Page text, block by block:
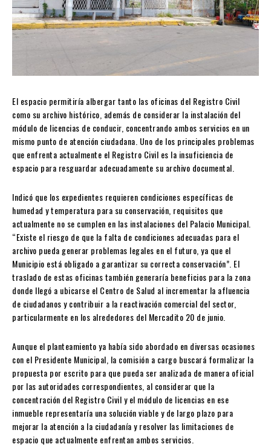
El espacio permitiría albergar tanto las oficinas del Registro Civil
como su archivo histórico, además de considerar la instalación del
módulo de licencias de conducir, concentrando ambos servicios en un
mismo punto de atención ciudadana. Uno de los principales problemas
que enfrenta actualmente el Registro Civil es la insuficiencia de
espacio para resguardar adecuadamente su archivo documental.
Indicó que los expedientes requieren condiciones específicas de
humedad y temperatura para su conservación, requisitos que
actualmente no se cumplen en las instalaciones del Palacio Municipal.
“Existe el riesgo de que la falta de condiciones adecuadas para el
archivo pueda generar problemas legales en el futuro, ya que el
Municipio está obligado a garantizar su correcta conservación”. El
traslado de estas oficinas también generaría beneficios para la zona
donde llegó a ubicarse el Centro de Salud al incrementar la afluencia
de ciudadanos y contribuir a la reactivación comercial del sector,
particularmente en los alrededores del Mercadito 20 de junio.
Aunque el planteamiento ya había sido abordado en diversas ocasiones
con el Presidente Municipal, la comisión a cargo buscará formalizar la
propuesta por escrito para que pueda ser analizada de manera oficial
por las autoridades correspondientes, al considerar que la
concentración del Registro Civil y el módulo de licencias en ese
inmueble representaría una solución viable y de largo plazo para
mejorar la atención a la ciudadanía y resolver las limitaciones de
espacio que actualmente enfrentan ambos servicios.